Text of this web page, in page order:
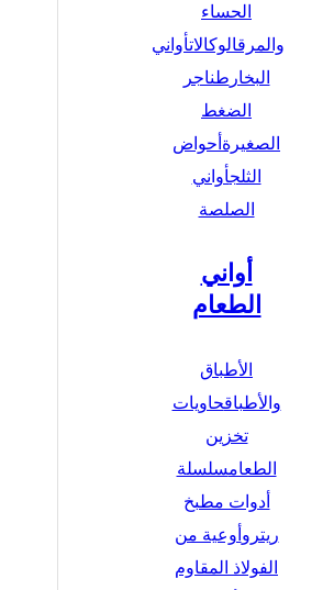
الحساء
والمرق الوكالاتأواني
البخارطناجر
الضغط
الصغيرة أحواض
الثلجأواني
الصلصة
أواني
الطعام
الأطباق
والأطباقحاويات
تخزين
الطعامسلسلة
أدوات مطبخ
ريترو أوعية من
الفولاذ المقاوم